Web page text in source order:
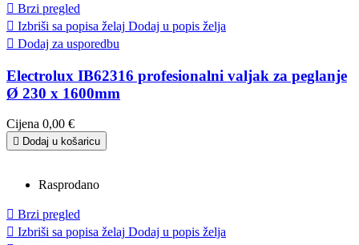
 Brzi pregled
 Izbriši sa popisa želaj Dodaj u popis želja
 Dodaj za usporedbu
Electrolux IB62316 profesionalni valjak za peglanje
Ø 230 x 1600mm
Cijena 0,00 €
 Dodaj u košaricu
Rasprodano
 Brzi pregled
 Izbriši sa popisa želaj Dodaj u popis želja